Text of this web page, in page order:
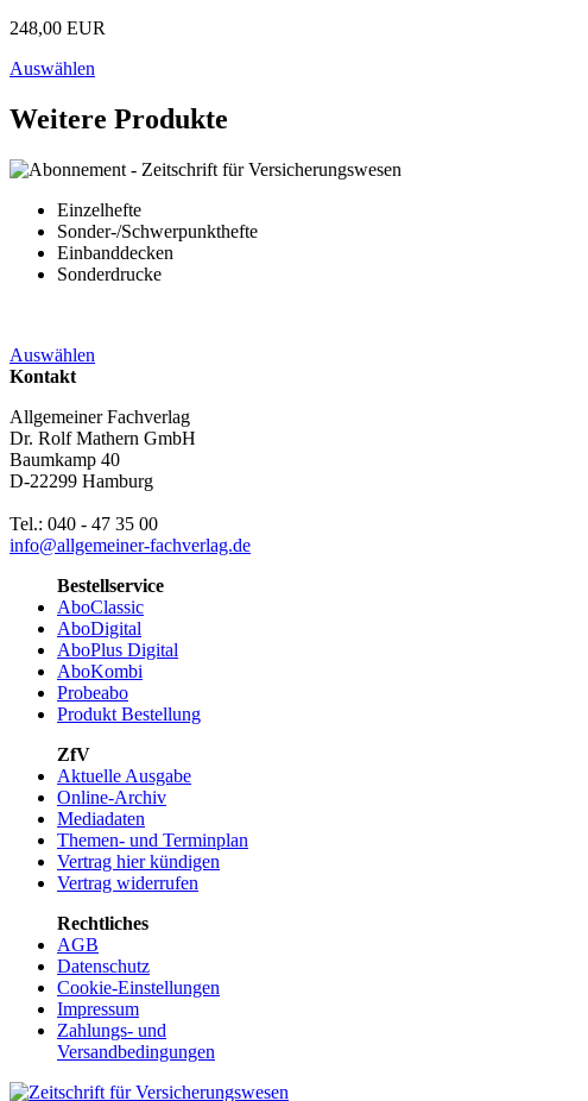
248,00 EUR
Auswählen
Weitere Produkte
Einzelhefte
Sonder-/Schwerpunkthefte
Einbanddecken
Sonderdrucke
Auswählen
Kontakt
Allgemeiner Fachverlag
Dr. Rolf Mathern GmbH
Baumkamp 40
D-22299 Hamburg
Tel.: 040 - 47 35 00
info@allgemeiner-fachverlag.de
Bestellservice
AboClassic
AboDigital
AboPlus Digital
AboKombi
Probeabo
Produkt Bestellung
ZfV
Aktuelle Ausgabe
Online-Archiv
Mediadaten
Themen- und Terminplan
Vertrag hier kündigen
Vertrag widerrufen
Rechtliches
AGB
Datenschutz
Cookie-Einstellungen
Impressum
Zahlungs- und
Versandbedingungen